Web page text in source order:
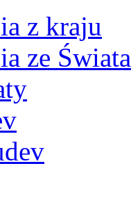
z kraju
ze Świata